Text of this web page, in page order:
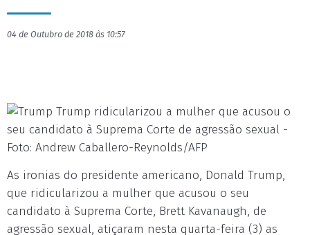
04 de Outubro de 2018 às 10:57
Trump ridicularizou a mulher que acusou o
seu candidato à Suprema Corte de agressão sexual -
Foto: Andrew Caballero-Reynolds/AFP
As ironias do presidente americano, Donald Trump,
que ridicularizou a mulher que acusou o seu
candidato à Suprema Corte, Brett Kavanaugh, de
agressão sexual, atiçaram nesta quarta-feira (3) as